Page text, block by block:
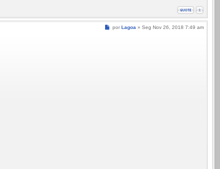
Mensagem
por Lagoa » Seg Nov 26, 2018 7:49 am